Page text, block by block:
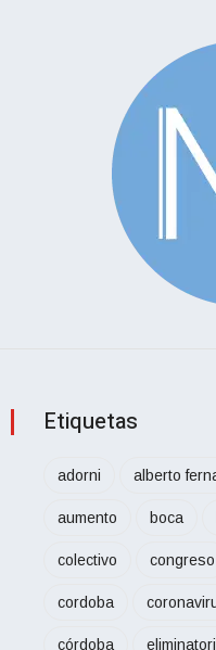
Etiquetas
adorni alberto
aumento boca
colectivo congreso
cordoba
córdoba